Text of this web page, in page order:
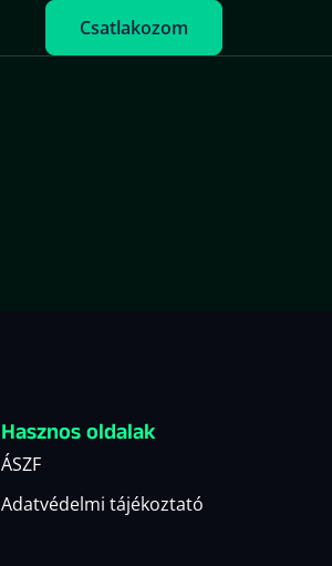
Csatlakozom
Hasznos oldalak
ÁSZF
Adatvédelmi tájékoztató